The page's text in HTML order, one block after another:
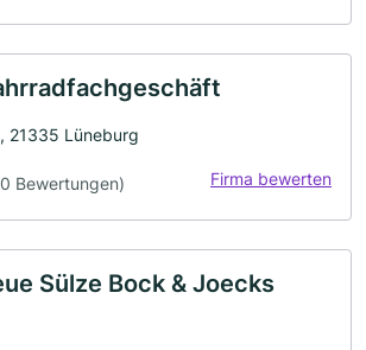
21335 Lüneburg
Bewertungen) Firma bewerten
Sülze Bock & Joecks